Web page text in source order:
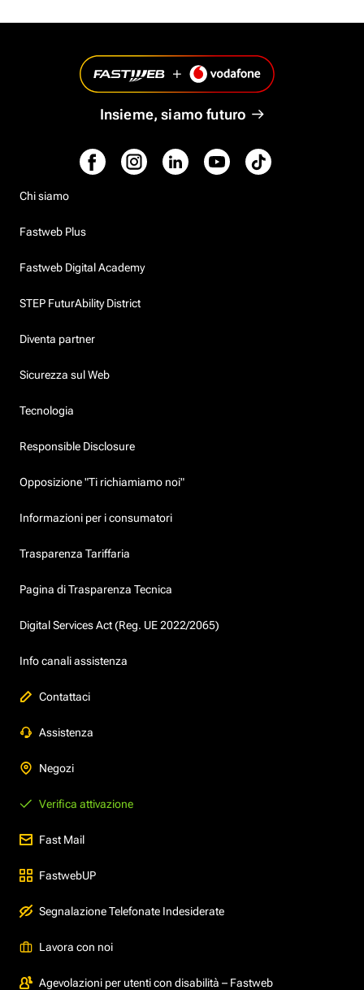
Insieme, siamo futuro
Chi siamo
Fastweb Plus
Fastweb Digital Academy
STEP FuturAbility District
Diventa partner
Sicurezza sul Web
Tecnologia
Responsible Disclosure
Opposizione "Ti richiamiamo noi"
Informazioni per i consumatori
Trasparenza Tariffaria
Pagina di Trasparenza Tecnica
Digital Services Act (Reg. UE 2022/2065)
Info canali assistenza
Contattaci
Assistenza
Negozi
Verifica attivazione
Fast Mail
FastwebUP
Segnalazione Telefonate Indesiderate
Lavora con noi
Agevolazioni per utenti con disabilità – Fastweb